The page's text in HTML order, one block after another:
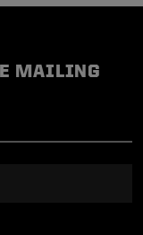
MAILING